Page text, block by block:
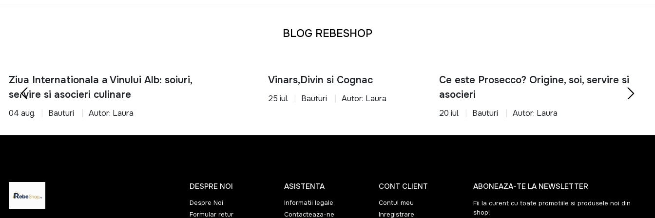
Bushmills
Caffo
CAMPARI
Cardhu
Carlos I
BLOG REBESHOP
Ziua Internationala a Vinului Alb: soiuri,
servire si asocieri culinare
04 aug. Bauturi Autor: Laura
Vinars,Divin si Cognac
25 iul. Bauturi Autor: Laura
Ce este Prosecco? Origine, soi, servire si
asocieri
20 iul. Bauturi Autor: Laura
DESPRE NOI
Despre Noi
Formular retur
ASISTENTA
Informatii legale
Contacteaza-ne
CONT CLIENT
Contul meu
Inregistrare
ABONEAZA-TE LA NEWSLETTER
Fii la curent cu toate promotiile si produsele noi din
shop!